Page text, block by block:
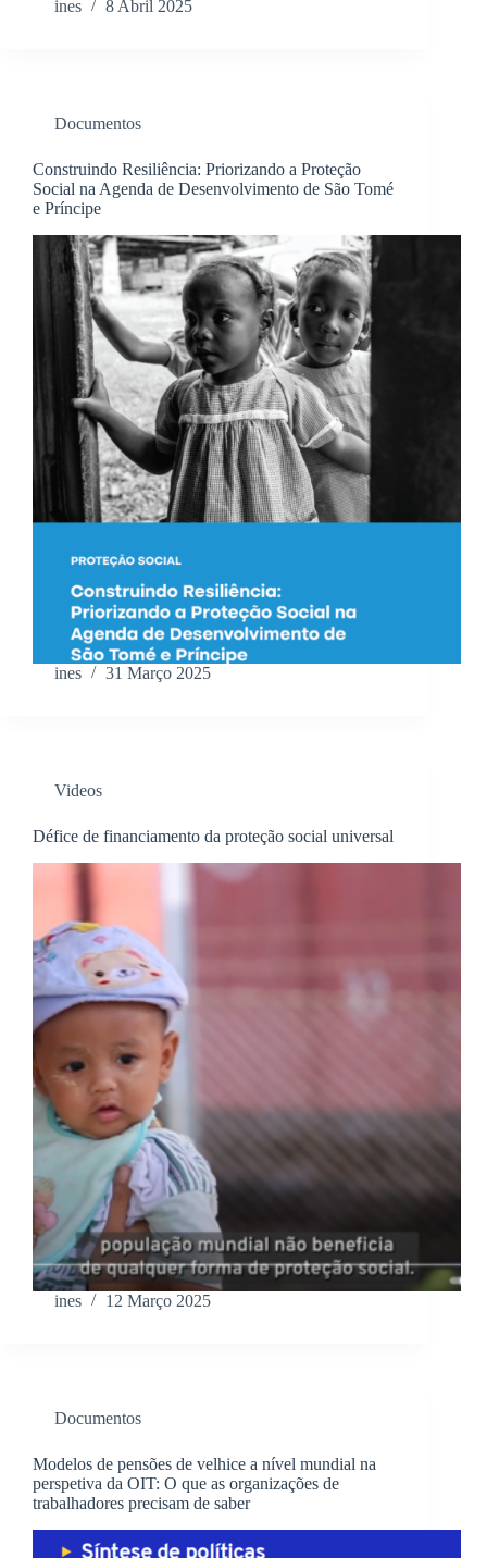
ines 8 Abril 2025
Documentos
Construindo Resiliência: Priorizando a Proteção
Social na Agenda de Desenvolvimento de São Tomé
e Príncipe
ines 31 Março 2025
Videos
Défice de financiamento da proteção social universal
ines 12 Março 2025
Documentos
Modelos de pensões de velhice a nível mundial na
perspetiva da OIT: O que as organizações de
trabalhadores precisam de saber